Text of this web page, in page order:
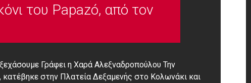
του Papazó, από τον
Γράφει η Χαρά Αλεξναδροπούλου Την
στην Πλατεία Δεξαμενής στο Κολωνάκι και